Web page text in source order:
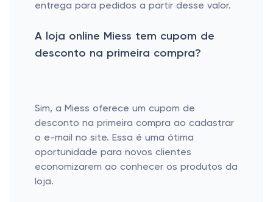
entrega para pedidos a partir desse valor.
A loja online Miess tem cupom de
desconto na primeira compra?
Sim, a Miess oferece um cupom de
desconto na primeira compra ao cadastrar
o e-mail no site. Essa é uma ótima
oportunidade para novos clientes
economizarem ao conhecer os produtos da
loja.